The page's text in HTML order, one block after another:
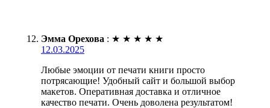
Эмма Орехова : ★ ★ ★ ★ ★
12.03.2025
Любые эмоции от печати книги просто
потрясающие! Удобный сайт и большой выбор
макетов. Оперативная доставка и отличное
качество печати. Очень доволена результатом!